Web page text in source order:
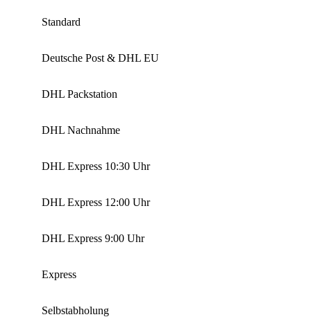
Standard
Deutsche Post & DHL EU
DHL Packstation
DHL Nachnahme
DHL Express 10:30 Uhr
DHL Express 12:00 Uhr
DHL Express 9:00 Uhr
Express
Selbstabholung